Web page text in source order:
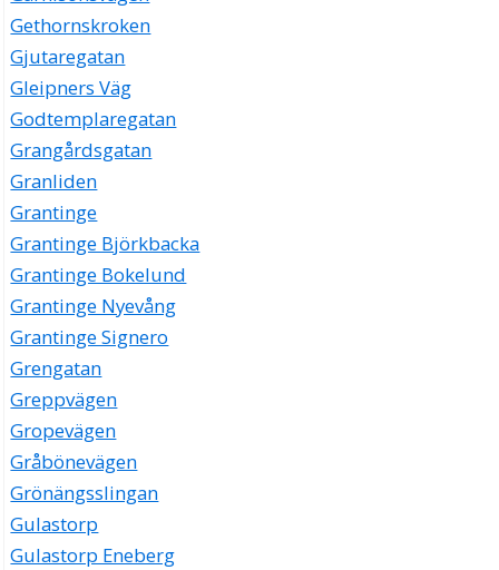
Gethornskroken
Gjutaregatan
Gleipners Väg
Godtemplaregatan
Grangårdsgatan
Granliden
Grantinge
Grantinge Björkbacka
Grantinge Bokelund
Grantinge Nyevång
Grantinge Signero
Grengatan
Greppvägen
Gropevägen
Gråbönevägen
Grönängsslingan
Gulastorp
Gulastorp Eneberg